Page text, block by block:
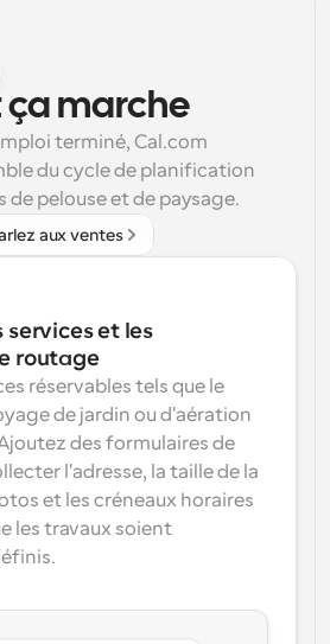
avec des appels
par l'IA
et les rappels
les dernières nouvelles et mises à
en quelques minutes
dynamique
des réunions avec plusieurs
quelque chose se passe
marche
terminé, Cal.com
du cycle de planification
de pelouse et de paysage.
aux ventes
services et les
routage
réservables tels que le
de jardin ou d'aération
des formulaires de
l'adresse, la taille de la
et les créneaux horaires
les travaux soient